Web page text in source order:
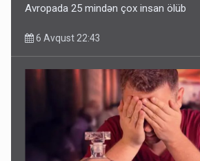
Avropada 25 mindən çox insan ölüb
6 Avqust 22:43